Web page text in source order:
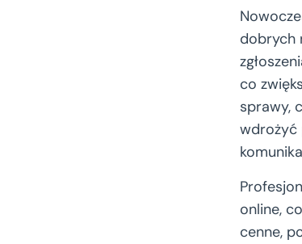
dobrych
co
sprawy,
wdrożyć
online,
cenne,